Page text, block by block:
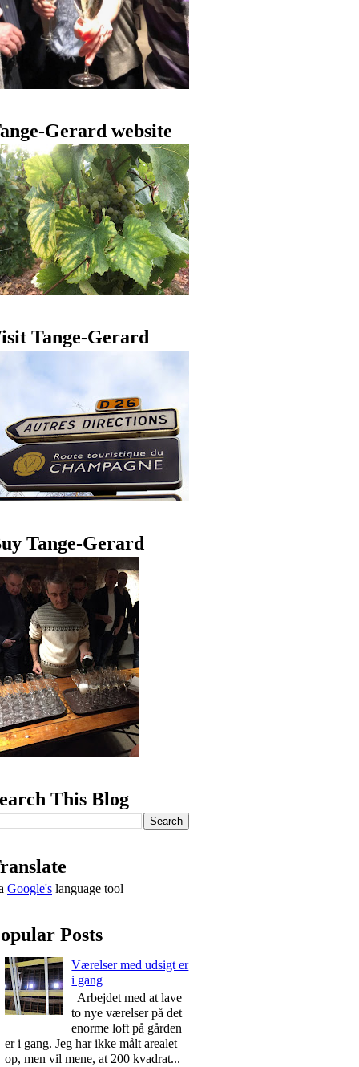
Gerard website
Tange-Gerard
Tange-Gerard
This Blog
Google's language tool
Posts
Værelser med udsigt er
i gang
Arbejdet med at lave
to nye værelser på det
enorme loft på gården
er i gang. Jeg har ikke målt arealet
op, men vil mene, at 200 kvadrat...